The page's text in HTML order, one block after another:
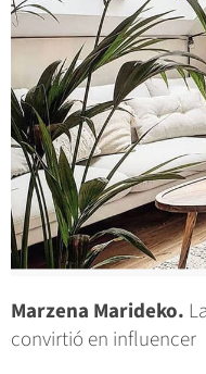
Marzena Marideko.
convirtió en influencer